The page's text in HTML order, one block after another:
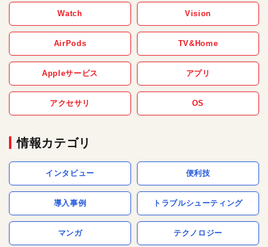
Watch Vision
AirPods TV&Home
Appleサービス アプリ
アクセサリ OS
情報カテゴリ
インタビュー 便利技
導入事例 トラブルシューティング
マンガ テクノロジー